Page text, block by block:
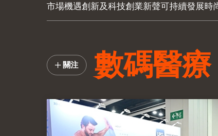
市場機遇創新及科技創業新聲可持續發展時
數碼醫療
關注